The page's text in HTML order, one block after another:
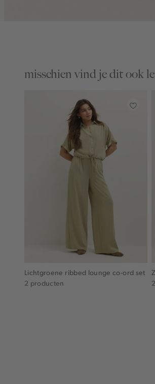
misschien vind je dit ook
Lichtgroene ribbed lounge co-ord set
2 producten